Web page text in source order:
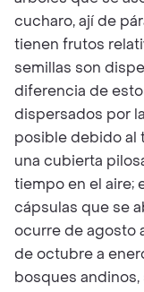
cucharo, ají de
tienen frutos
semillas son
diferencia de
dispersados por
posible debido al
una cubierta
tiempo en el aire;
cápsulas que se
ocurre de agosto
de octubre a
bosques